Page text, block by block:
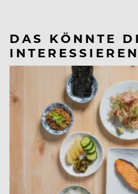
DAS KÖNNTE
INTERESSIEREN